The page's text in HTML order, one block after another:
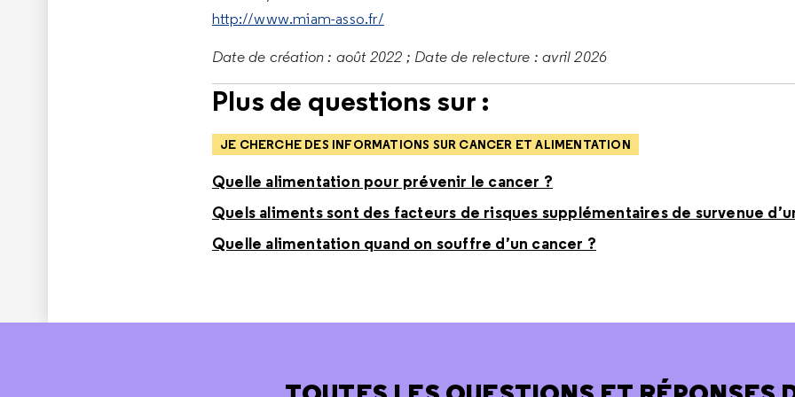
http://www.miam-asso.fr/
Date de création : août 2022 ; Date de relecture : avril 2026
Plus de questions sur :
JE CHERCHE DES INFORMATIONS SUR CANCER ET ALIMENTATION
Quelle alimentation pour prévenir le cancer ?
Quels aliments sont des facteurs de risques supplémentaires de survenue
Quelle alimentation quand on souffre d’un cancer ?